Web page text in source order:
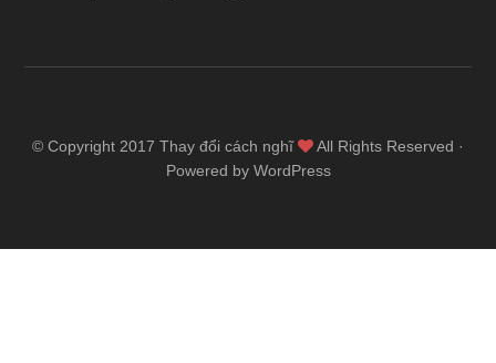
© Copyright 2017 Thay đổi cách nghĩ
All Rights Reserved ·
Powered by WordPress